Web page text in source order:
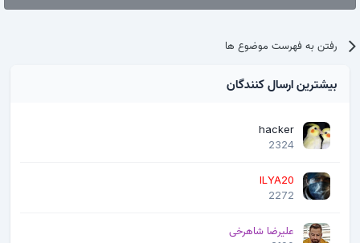
رفتن به فهرست موضوع ها
بیشترین ارسال کنندگان
hacker
2324
ILYA20
2272
علیرضا شاهرخی